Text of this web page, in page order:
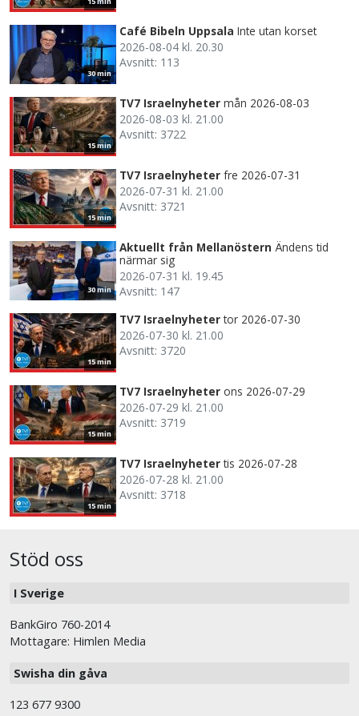
30 min
Café Bibeln Uppsala Inte utan korset
2026-08-04 kl. 20.30
Avsnitt: 113
15 min
TV7 Israelnyheter mån 2026-08-03
2026-08-03 kl. 21.00
Avsnitt: 3722
15 min
TV7 Israelnyheter fre 2026-07-31
2026-07-31 kl. 21.00
Avsnitt: 3721
30 min
Aktuellt från Mellanöstern Ändens tid
närmar sig
2026-07-31 kl. 19.45
Avsnitt: 147
15 min
TV7 Israelnyheter tor 2026-07-30
2026-07-30 kl. 21.00
Avsnitt: 3720
15 min
TV7 Israelnyheter ons 2026-07-29
2026-07-29 kl. 21.00
Avsnitt: 3719
15 min
TV7 Israelnyheter tis 2026-07-28
2026-07-28 kl. 21.00
Avsnitt: 3718
Stöd oss
I Sverige
BankGiro 760-2014
Mottagare: Himlen Media
Swisha din gåva
123 677 9300